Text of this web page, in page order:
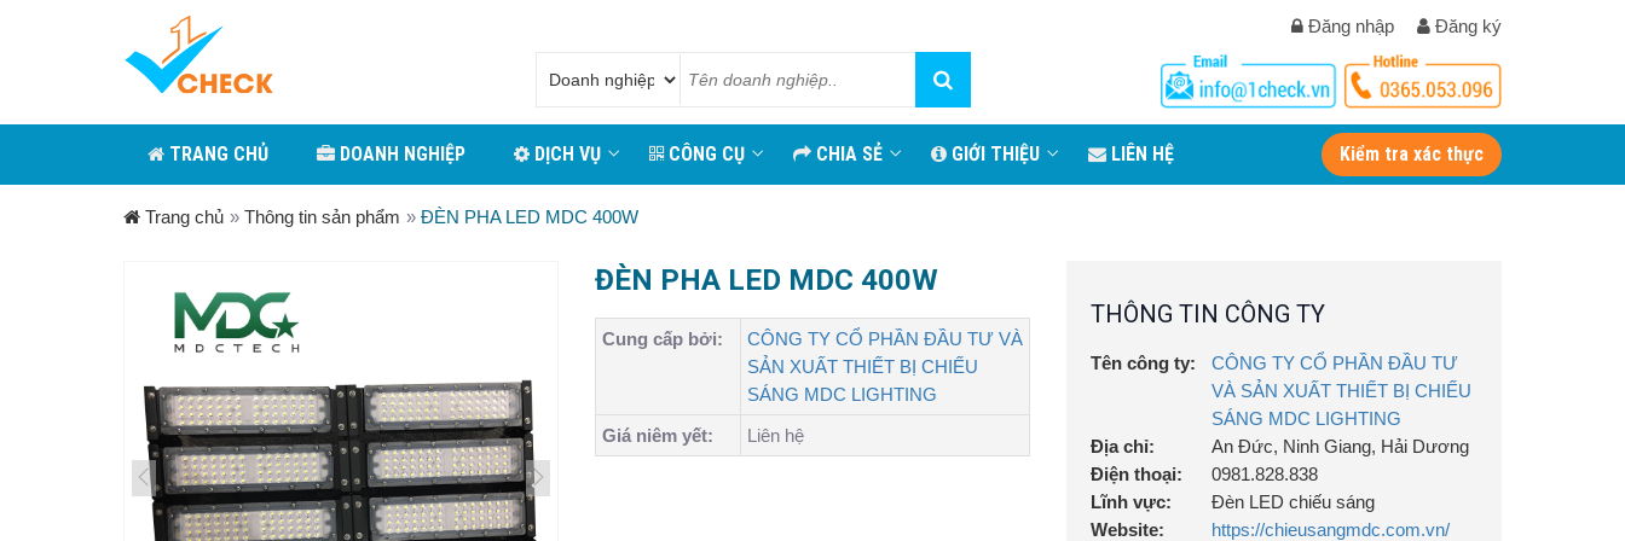
Đăng nhập Đăng ký
TRANG CHỦ DOANH NGHIỆP DỊCH VỤ CÔNG CỤ CHIA SẺ GIỚI THIỆU LIÊN HỆ Kiểm tra xác thực
Trang chủ » Thông tin sản phẩm » ĐÈN PHA LED MDC 400W
ĐÈN PHA LED MDC 400W
Cung cấp bởi:
CÔNG TY CỔ PHẦN ĐẦU TƯ VÀ
SẢN XUẤT THIẾT BỊ CHIẾU
SÁNG MDC LIGHTING
Giá niêm yết:
Liên hệ
THÔNG TIN CÔNG TY
Tên công ty:
CÔNG TY CỔ PHẦN ĐẦU TƯ
VÀ SẢN XUẤT THIẾT BỊ CHIẾU
SÁNG MDC LIGHTING
Địa chỉ:
An Đức, Ninh Giang, Hải Dương
Điện thoại:
0981.828.838
Lĩnh vực:
Đèn LED chiếu sáng
Website:
https://chieusangmdc.com.vn/